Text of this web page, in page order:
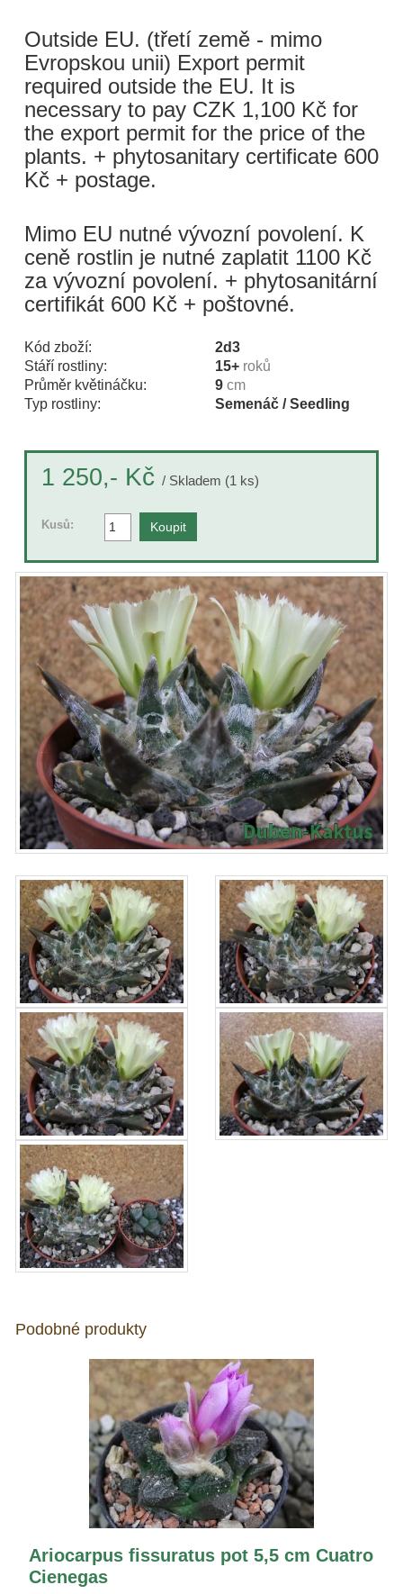
Outside EU. (třetí země - mimo
Evropskou unii) Export permit
required outside the EU. It is
necessary to pay CZK 1,100 Kč for
the export permit for the price of the
plants. + phytosanitary certificate 600
Kč + postage.
Mimo EU nutné vývozní povolení. K
ceně rostlin je nutné zaplatit 1100 Kč
za vývozní povolení. + phytosanitární
certifikát 600 Kč + poštovné.
Kód zboží:
2d3
Stáří rostliny:
15+ roků
Průměr květináčku:
9 cm
Typ rostliny:
Semenáč / Seedling
1 250,- Kč / Skladem (1 ks)
Kusů:
Podobné produkty
Ariocarpus fissuratus pot 5,5 cm Cuatro
Cienegas